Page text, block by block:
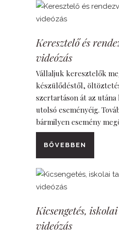
Keresztelő és
videózás
Vállaljuk keresztelők
készülődéstől,
szertartáson át az utána
utolsó eseményéig.
bármilyen esemény
BŐVEBBEN
Kicsengetés,
videózás